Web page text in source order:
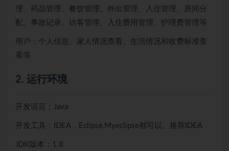
理、药品管理、餐饮管理、外出管理、入住管理、房间分
配、事故记录、访客管理、入住费用管理、护理费管理等
用户：个人信息、家人情况查看、生活情况和收费标准查
看等
2. 运行环境
开发语言：Java
开发工具：IDEA，Eclipse,Myeclipse都可以。推荐IDEA
JDK版本：1.8